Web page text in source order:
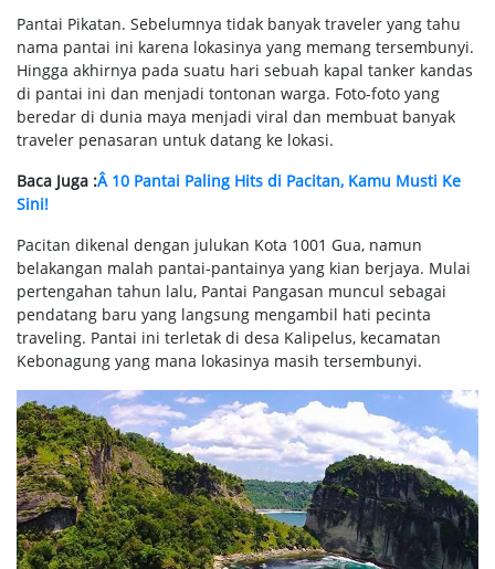
Pantai Pikatan. Sebelumnya tidak banyak traveler yang tahu
nama pantai ini karena lokasinya yang memang tersembunyi.
Hingga akhirnya pada suatu hari sebuah kapal tanker kandas
di pantai ini dan menjadi tontonan warga. Foto-foto yang
beredar di dunia maya menjadi viral dan membuat banyak
traveler penasaran untuk datang ke lokasi.
Baca Juga :Â 10 Pantai Paling Hits di Pacitan, Kamu Musti Ke
Sini!
Pacitan dikenal dengan julukan Kota 1001 Gua, namun
belakangan malah pantai-pantainya yang kian berjaya. Mulai
pertengahan tahun lalu, Pantai Pangasan muncul sebagai
pendatang baru yang langsung mengambil hati pecinta
traveling. Pantai ini terletak di desa Kalipelus, kecamatan
Kebonagung yang mana lokasinya masih tersembunyi.